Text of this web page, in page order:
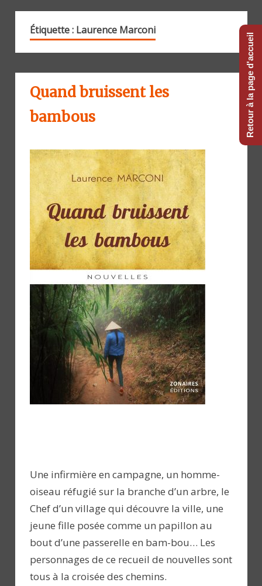
Étiquette : Laurence Marconi
Quand bruissent les
bambous
Une infirmière en campagne, un homme-
oiseau réfugié sur la branche d’un arbre, le
Chef d’un village qui découvre la ville, une
jeune fille posée comme un papillon au
bout d’une passerelle en bam-bou… Les
personnages de ce recueil de nouvelles sont
tous à la croisée des chemins.
Retour à la page d'accueil